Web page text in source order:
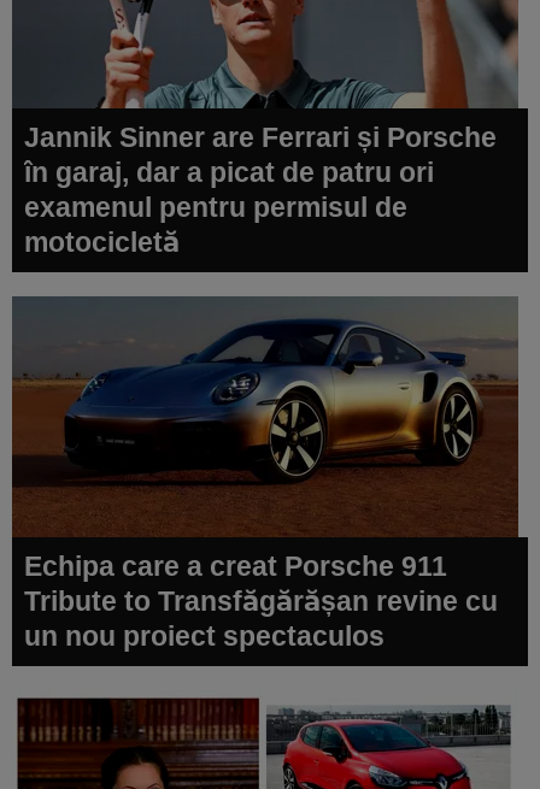
Jannik Sinner are Ferrari și Porsche
în garaj, dar a picat de patru ori
examenul pentru permisul de
motocicletă
Echipa care a creat Porsche 911
Tribute to Transfăgărășan revine cu
un nou proiect spectaculos